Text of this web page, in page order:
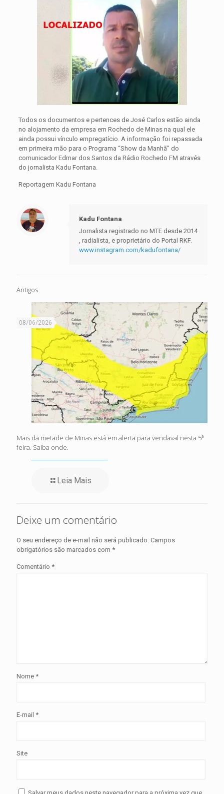
Todos os documentos e pertences de José Carlos estão ainda
no alojamento da empresa em Rochedo de Minas na qual ele
ainda possui vínculo empregatício. A informação foi repassada
em primeira mão para o Programa “Show da Manhã” do
comunicador Edmar dos Santos da Rádio Rochedo FM através
do jornalista Kadu Fontana.
Reportagem Kadu Fontana
Kadu Fontana
Jornalista registrado no MTE desde 2014
, radialista, e proprietário do Portal RKF.
www.instagram.com/kadufontana/
Antigos
08/06/2026
Mais da metade de Minas está em alerta para vendaval nesta 5ª
feira. Saiba onde.
Leia Mais
Deixe um comentário
O seu endereço de e-mail não será publicado. Campos
obrigatórios são marcados com *
Comentário *
Nome *
E-mail *
Site